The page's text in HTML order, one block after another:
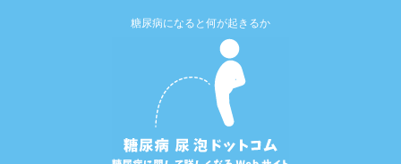
糖尿病になると何が起きるか